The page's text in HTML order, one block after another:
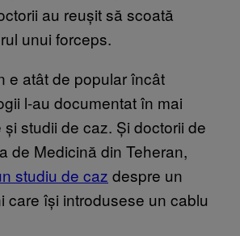
au reușit să scoată
unui forceps.
e atât de popular încât
l-au documentat în mai
studii de caz. Și doctorii de
de Medicină din Teheran,
studiu de caz despre un
care își introdusese un cablu